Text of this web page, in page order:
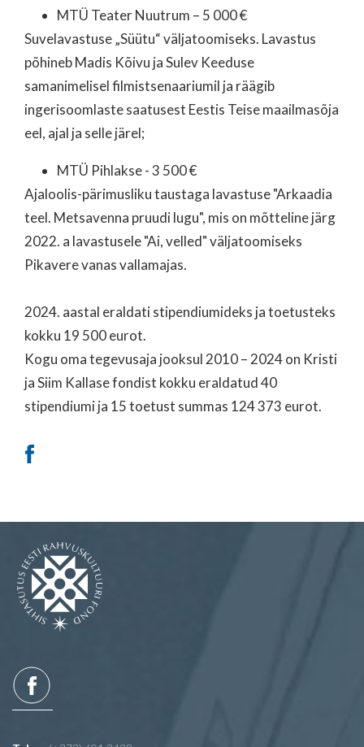
MTÜ Teater Nuutrum – 5 000 €
Suvelavastuse „Süütu“ väljatoomiseks. Lavastus
põhineb Madis Kõivu ja Sulev Keeduse
samanimelisel filmistsenaariumil ja räägib
ingerisoomlaste saatusest Eestis Teise maailmasõja
eel, ajal ja selle järel;
MTÜ Pihlakse - 3 500 €
Ajaloolis-pärimusliku taustaga lavastuse "Arkaadia
teel. Metsavenna pruudi lugu", mis on mõtteline järg
2022. a lavastusele "Ai, velled" väljatoomiseks
Pikavere vanas vallamajas.
2024. aastal eraldati stipendiumideks ja toetusteks
kokku 19 500 eurot.
Kogu oma tegevusaja jooksul 2010 – 2024 on Kristi
ja Siim Kallase fondist kokku eraldatud 40
stipendiumi ja 15 toetust summas 124 373 eurot.